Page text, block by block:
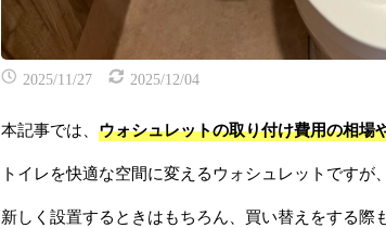
2025/11/27 2025/12/04
本記事では、 ウォシュレットの取り付け費用の相場
トイレを快適な空間に変えるウォシュレットですが
新しく設置するときはもちろん、買い替えをする際